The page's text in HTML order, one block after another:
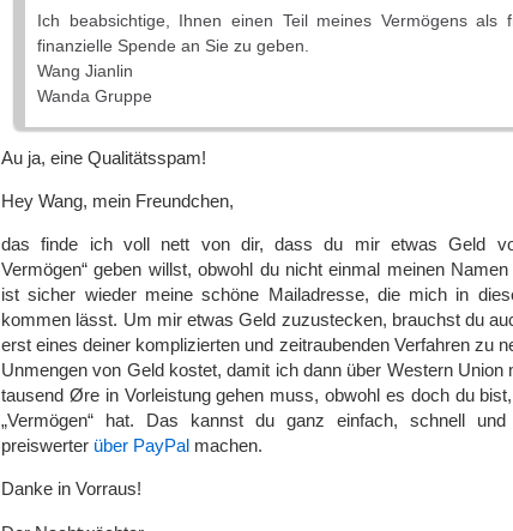
Ich beabsichtige, Ihnen einen Teil meines Vermögens als
finanzielle Spende an Sie zu geben.
Wang Jianlin
Wanda Gruppe
Au ja, eine Qualitätsspam!
Hey Wang, mein Freundchen,
das finde ich voll nett von dir, dass du mir etwas Geld
Vermögen“ geben willst, obwohl du nicht einmal meinen
ist sicher wieder meine schöne Mailadresse, die mich in
kommen lässt. Um mir etwas Geld zuzustecken, brauchst du
erst eines deiner komplizierten und zeitraubenden Verfahren zu
Unmengen von Geld kostet, damit ich dann über Western Union
tausend Øre in Vorleistung gehen muss, obwohl es doch du
„Vermögen“ hat. Das kannst du ganz einfach, schnell und
preiswerter über PayPal machen.
Danke in Vorraus!